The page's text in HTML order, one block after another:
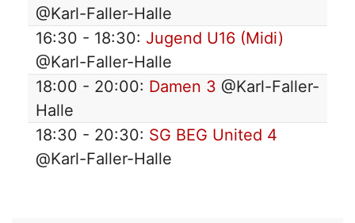
@Karl-Faller-Halle
16:30 - 18:30: Jugend U16 (Midi)
@Karl-Faller-Halle
18:00 - 20:00: Damen 3 @Karl-Faller-
Halle
18:30 - 20:30: SG BEG United 4
@Karl-Faller-Halle